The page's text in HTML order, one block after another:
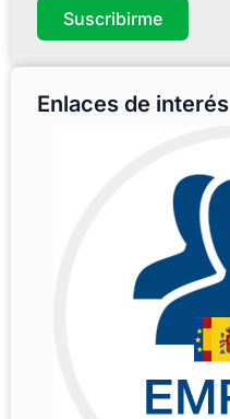
Suscribirme
Enlaces de interés